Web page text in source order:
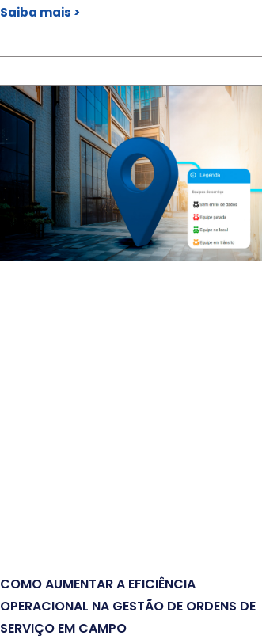
Saiba mais >
COMO AUMENTAR A EFICIÊNCIA
OPERACIONAL NA GESTÃO DE ORDENS DE
SERVIÇO EM CAMPO